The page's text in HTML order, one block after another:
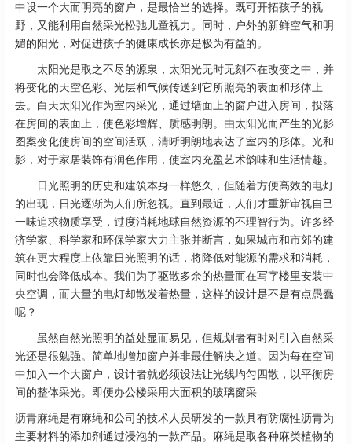
中设一个大而明亮的窗户，是最恰当的选择。既可开拓孩子的视
野，又能利用自然采光松弛儿童视力。同时，户外的新鲜空气和明
媚的阳光，对促进孩子的健康成长亦是极为有益的。
太阳光是取之不尽的源泉，太阳光无时无刻不在改变之中，并
将变化的天空色彩、光层和气候传送到它所照亮的表面和形体上
去。白天太阳光作为室内采光，通过墙面上的窗户进入房间，投落
在房间的表面上，使色彩增辉、质感明朗。由太阳光而产生的光影
图案变化使房间的空间活跃，清晰明朗地表达了室内的形体。光和
影，对于家居装饰有润色作用，使室内充盈艺术韵味和生活情趣。
日光照明的历史和建筑本身一样悠久，但随着方便高效的电灯
的出现，日光逐渐为人们所忽视。直到最近，人们才重新审视自己
一味追求物质享受，过度消耗地球自然资源的不理智行为。许多经
济学家、科学家和环保学家大力主张并断言，如果城市和市郊的建
筑在更大程度上依靠日光照明的话，将降低对能源的需求和消耗，
同时也会降低成本。我们为了驱散多余的热量而在写字楼里安装中
央空调，而大量的电灯却散发着热量，这样的设计是不是有点愚蠢
呢？
虽然自然光照明的益处显而易见，但规划者有时对引入自然采
光还是很勉强。简单地增加窗户并非最佳解决之道。因为每在空间
中加入一个大窗户，设计者就必须设法让光线均匀四散，以平衡房
间的整体采光。即便办公楼采用大面积的玻璃窗采
沥青麻绳是有麻绳和公司的技术人员研发的一款具有防腐性沥青为
主要材料的添加剂通过浸泡的一款产品。麻绳是取各种麻类植物的